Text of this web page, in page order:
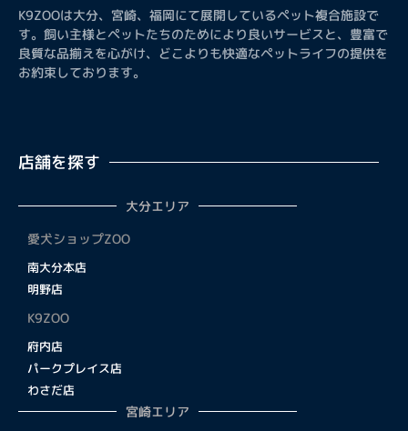
K9ZOOは大分、宮崎、福岡にて展開しているペット複合施設で
す。飼い主様とペットたちのためにより良いサービスと、豊富で
良質な品揃えを心がけ、どこよりも快適なペットライフの提供を
お約束しております。
店舗を探す
大分エリア
愛犬ショップZOO
南大分本店
明野店
K9ZOO
府内店
パークプレイス店
わさだ店
宮崎エリア